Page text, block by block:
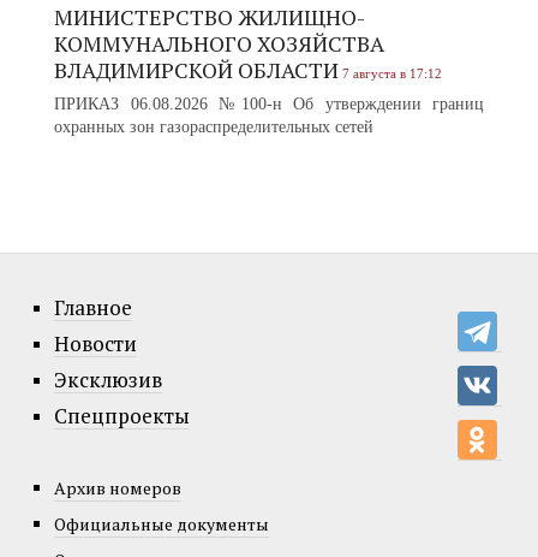
МИНИСТЕРСТВО ЖИЛИЩНО-
КОММУНАЛЬНОГО ХОЗЯЙСТВА
ВЛАДИМИРСКОЙ ОБЛАСТИ 7 августа в 17:12
ПРИКАЗ 06.08.2026 №100-н Об утверждении границ
охранных зон газораспределительных сетей
Главное
Новости
Эксклюзив
Спецпроекты
Архив номеров
Официальные документы